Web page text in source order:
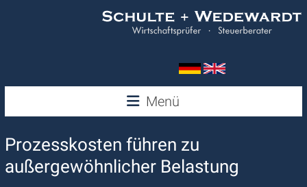
Wedewardt
&
Schulte
Menü
Prozesskosten führen zu
außergewöhnlicher Belastung